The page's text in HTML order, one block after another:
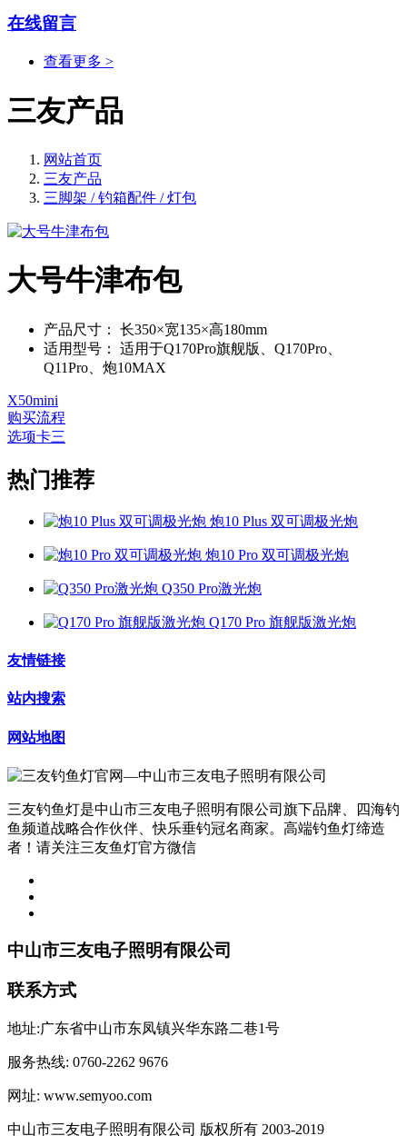
在线留言
查看更多 >
三友产品
网站首页
三友产品
三脚架 / 钓箱配件 / 灯包
大号牛津布包
产品尺寸：
长350×宽135×高180mm
适用型号：
适用于Q170Pro旗舰版、Q170Pro、
Q11Pro、炮10MAX
X50mini
购买流程
选项卡三
热门推荐
炮10 Plus 双可调极光炮
炮10 Pro 双可调极光炮
Q350 Pro激光炮
Q170 Pro 旗舰版激光炮
友情链接
站内搜索
网站地图
三友钓鱼灯是中山市三友电子照明有限公司旗下品牌、四海钓
鱼频道战略合作伙伴、快乐垂钓冠名商家。高端钓鱼灯缔造
者！请关注三友鱼灯官方微信
中山市三友电子照明有限公司
联系方式
地址:广东省中山市东凤镇兴华东路二巷1号
服务热线: 0760-2262 9676
网址: www.semyoo.com
中山市三友电子照明有限公司 版权所有 2003-2019